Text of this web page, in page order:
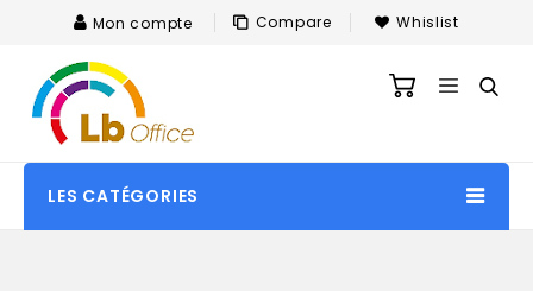
Mon compte Compare Whislist
LES CATÉGORIES